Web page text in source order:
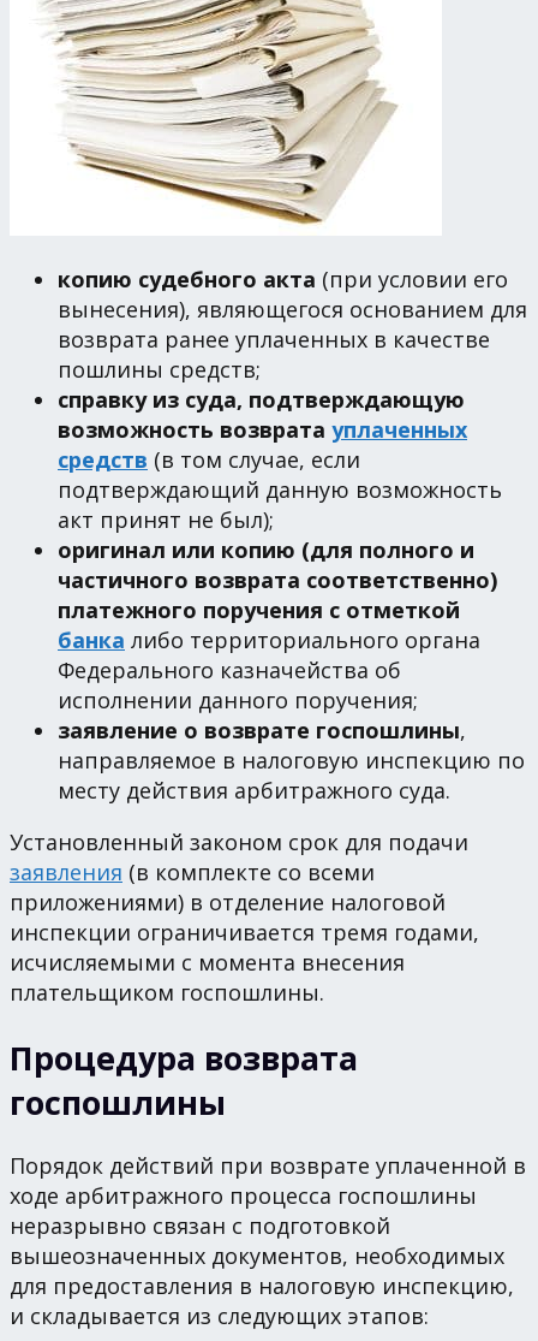
копию судебного акта (при условии его
вынесения), являющегося основанием для
возврата ранее уплаченных в качестве
пошлины средств;
справку из суда, подтверждающую
возможность возврата уплаченных
средств (в том случае, если
подтверждающий данную возможность
акт принят не был);
оригинал или копию (для полного и
частичного возврата соответственно)
платежного поручения с отметкой
банка либо территориального органа
Федерального казначейства об
исполнении данного поручения;
заявление о возврате госпошлины,
направляемое в налоговую инспекцию по
месту действия арбитражного суда.
Установленный законом срок для подачи
заявления (в комплекте со всеми
приложениями) в отделение налоговой
инспекции ограничивается тремя годами,
исчисляемыми с момента внесения
плательщиком госпошлины.
Процедура возврата
госпошлины
Порядок действий при возврате уплаченной в
ходе арбитражного процесса госпошлины
неразрывно связан с подготовкой
вышеозначенных документов, необходимых
для предоставления в налоговую инспекцию,
и складывается из следующих этапов: